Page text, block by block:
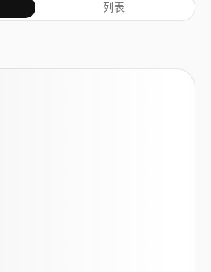
列表